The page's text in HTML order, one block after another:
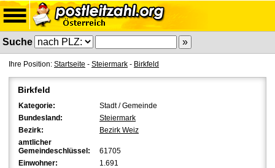
Suche
Ihre Position: Startseite - Steiermark - Birkfeld
Birkfeld
Kategorie:
Stadt / Gemeinde
Bundesland:
Steiermark
Bezirk:
Bezirk Weiz
amtlicher
Gemeindeschlüssel:
61705
Einwohner:
1.691